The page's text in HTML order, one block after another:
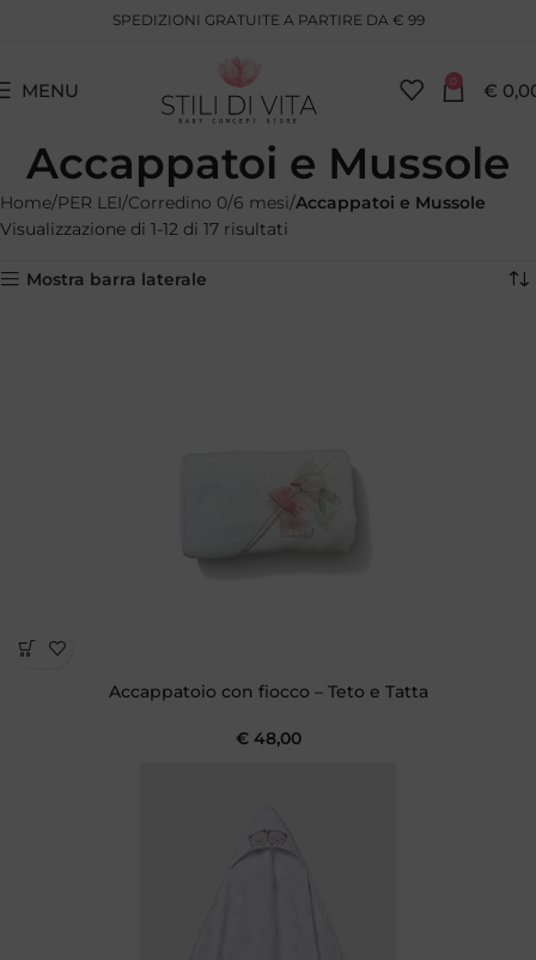
SPEDIZIONI GRATUITE A PARTIRE DA € 99
MENU 0 €
Accappatoi e Mussole
Home PER LEI Corredino 0/6 mesi Accappatoi e Mussole
Visualizzazione di 1-12 di 17 risultati
Mostra barra laterale
Accappatoio con fiocco – Teto e Tatta
€48,00